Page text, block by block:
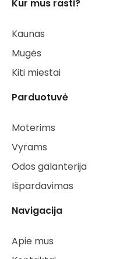
Kur mus rasti?
Kaunas
Mugės
Kiti miestai
Parduotuvė
Moterims
Vyrams
Odos galanterija
Išpardavimas
Navigacija
Apie mus